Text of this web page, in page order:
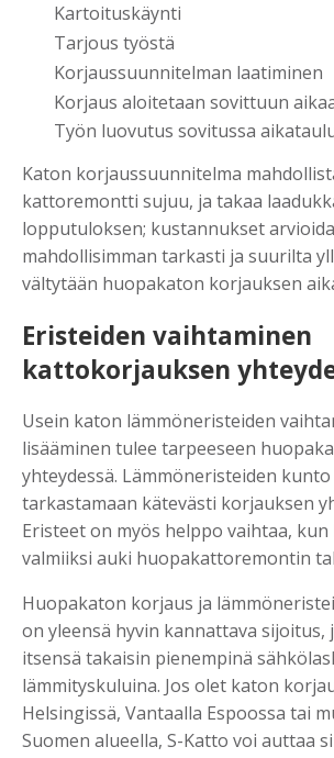
Kartoituskäynti
Tarjous työstä
Korjaussuunnitelman laatiminen
Korjaus aloitetaan sovittuun
Työn luovutus sovitussa
Katon korjaussuunnitelma
kattoremontti sujuu, ja takaa
lopputuloksen; kustannukset
mahdollisimman tarkasti ja suurilta
vältytään huopakaton korjauksen
Eristeiden vaihtaminen
kattokorjauksen
Usein katon lämmöneristeiden
lisääminen tulee tarpeeseen
yhteydessä. Lämmöneristeiden
tarkastamaan kätevästi korjauksen
Eristeet on myös helppo vaihtaa,
valmiiksi auki huopakattoremontin
Huopakaton korjaus ja
on yleensä hyvin kannattava sijoitus,
itsensä takaisin pienempinä
lämmityskuluina. Jos olet katon
Helsingissä, Vantaalla Espoossa tai
Suomen alueella, S-Katto voi auttaa